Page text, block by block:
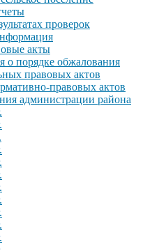
проверок
акты
о порядке обжалования
правовых актов
правовых актов
администрации района